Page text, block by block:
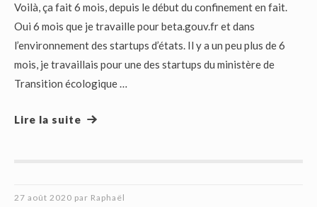
Voilà, ça fait 6 mois, depuis le début du confinement en fait.
Oui 6 mois que je travaille pour beta.gouv.fr et dans
l’environnement des startups d’états. Il y a un peu plus de 6
mois, je travaillais pour une des startups du ministère de
Transition écologique …
Lire la suite
27 août 2020 par Raphaël